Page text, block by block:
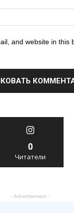
and website in this
0
Читатели
- Advertisement -